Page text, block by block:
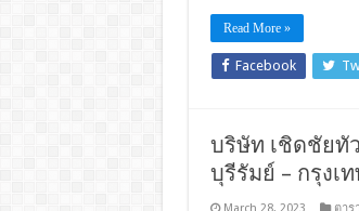
Read More »
Facebook
บริษัท เชิดชัยทั
บุรีรัมย์ – กรุงเ